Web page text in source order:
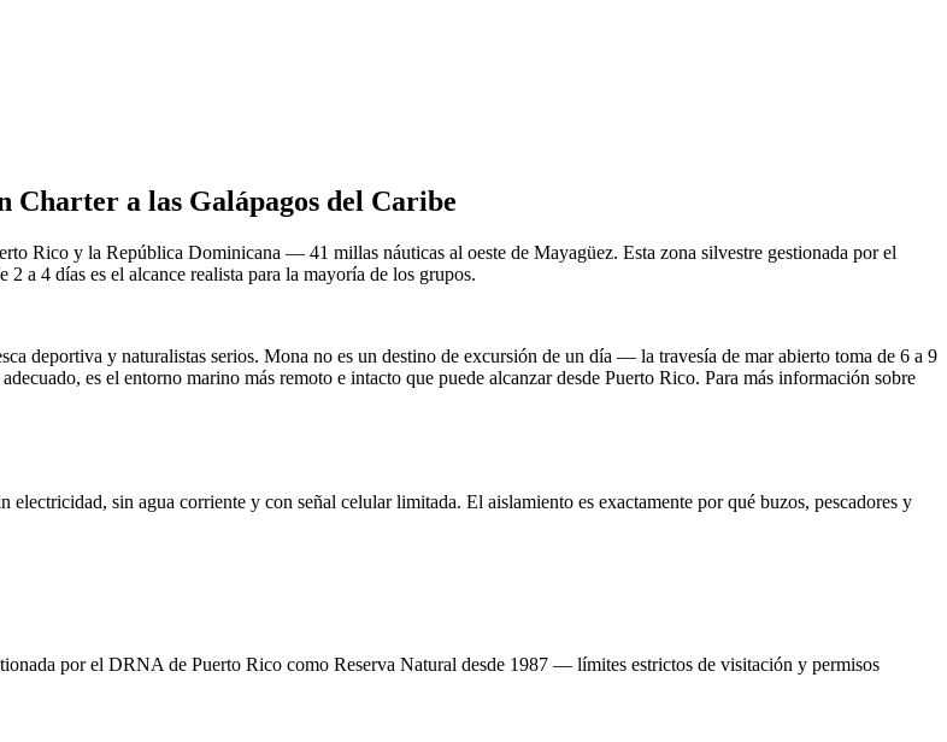
a las Galápagos del Caribe
Rico y la República Dominicana — 41 millas náuticas al oeste de Mayagüez. Esta zona silvestre gestionada por el
a 4 días es el alcance realista para la mayoría de los grupos.
deportiva y naturalistas serios. Mona no es un destino de excursión de un día — la travesía de mar abierto toma de 6 a 9
es el entorno marino más remoto e intacto que puede alcanzar desde Puerto Rico. Para más información sobre
sin agua corriente y con señal celular limitada. El aislamiento es exactamente por qué buzos, pescadores y
por el DRNA de Puerto Rico como Reserva Natural desde 1987 — límites estrictos de visitación y permisos